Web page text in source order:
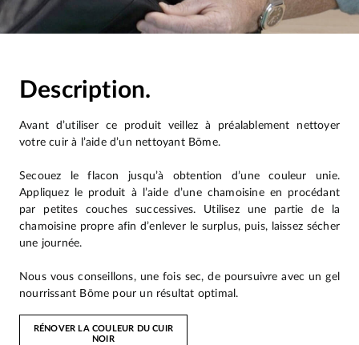
Description.
Avant d’utiliser ce produit veillez à préalablement nettoyer
votre cuir à l’aide d’un nettoyant Bōme.
Secouez le flacon jusqu’à obtention d’une couleur unie.
Appliquez le produit à l’aide d’une chamoisine en procédant
par petites couches successives. Utilisez une partie de la
chamoisine propre afin d’enlever le surplus, puis, laissez sécher
une journée.
Nous vous conseillons, une fois sec, de poursuivre avec un gel
nourrissant Bōme pour un résultat optimal.
RÉNOVER LA COULEUR DU CUIR
NOIR